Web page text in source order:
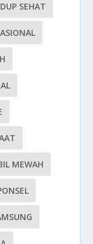
SEHAT
MEWAH